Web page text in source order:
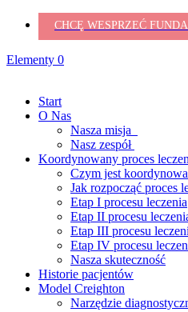
CHCĘ WESPRZEĆ
Elementy 0
Start
O Nas
Nasza misja
Nasz zespół
Koordynowany proces
Czym jest
Jak rozpocząć proces
Etap I procesu leczenia
Etap II procesu
Etap III procesu
Etap IV procesu
Nasza skuteczność
Historie pacjentów
Model Creighton
Narzędzie